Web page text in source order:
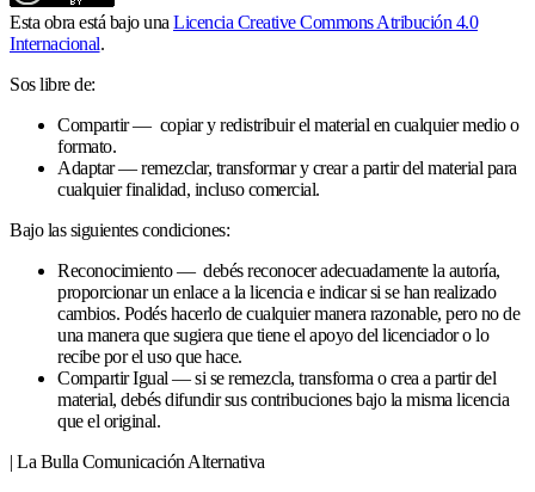
Esta obra está bajo una Licencia Creative Commons Atribución 4.0
Internacional.
Sos libre de:
Compartir — copiar y redistribuir el material en cualquier medio o
formato.
Adaptar — remezclar, transformar y crear a partir del material para
cualquier finalidad, incluso comercial.
Bajo las siguientes condiciones:
Reconocimiento — debés reconocer adecuadamente la autoría,
proporcionar un enlace a la licencia e indicar si se han realizado
cambios. Podés hacerlo de cualquier manera razonable, pero no de
una manera que sugiera que tiene el apoyo del licenciador o lo
recibe por el uso que hace.
Compartir Igual — si se remezcla, transforma o crea a partir del
material, debés difundir sus contribuciones bajo la misma licencia
que el original.
| La Bulla Comunicación Alternativa